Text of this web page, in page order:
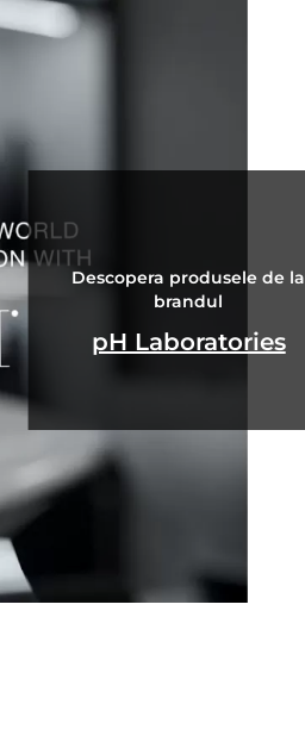
Descopera produsele de la
brandul
pH Laboratories